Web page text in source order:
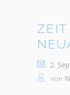
ZEIT
2.
von